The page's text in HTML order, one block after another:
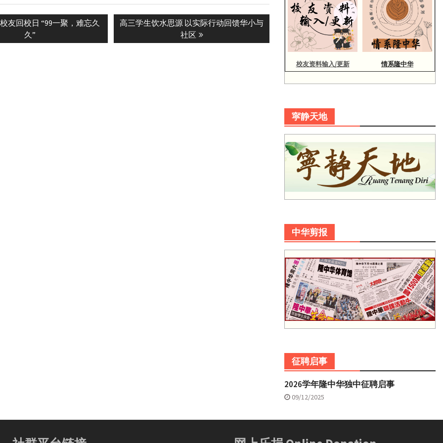
友回校日 “99一聚，难忘久
久”
Next
高三学生饮水思源 以实际行动回馈华小与
社区
校友资料输入/更新 情系隆中华
寜静天地
中华剪报
征聘启事
2026学年隆中华独中征聘启事
09/12/2025